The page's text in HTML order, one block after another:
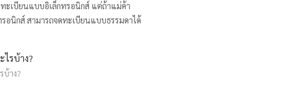
ทะเบียนแบบอิเล็กทรอนิกส์ แต่ถ้าแม่ค้า
อนิกส์ สามารถจดทะเบียนแบบธรรมดาได้
บ้าง?